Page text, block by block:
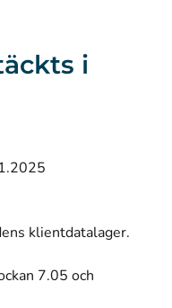
i
klientdatalager.
7.05 och